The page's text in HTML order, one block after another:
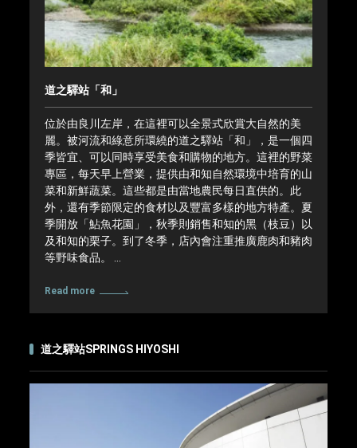
道之驛站「和」
位於由良川左岸，在這裡可以全景式欣賞大自然的美
麗。被河流和綠意所環繞的道之驛站「和」，是一個四
季皆宜、可以同時享受美食和購物的地方。這裡的野菜
專區，每天早上營業，提供由和知自然環境中培育的山
菜和新鮮蔬菜。這些都是由當地農民每日直供的。此
外，還有季節限定的食材以及豐富多樣的地方特產。夏
季開放「鮎魚花園」，秋季則銷售和知的黑（枝豆）以
及和知的栗子。到了冬季，店內會注重推廣鹿肉和豬肉
等野味食品。 …
Read more
道之驛站SPRINGS HIYOSHI